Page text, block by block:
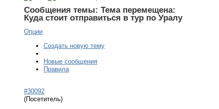
Сообщения темы: Тема перемещена:
Куда стоит отправиться в тур по Уралу
Опции
Создать новую тему
Новые сообщения
Правила
#30092
(Посетитель)